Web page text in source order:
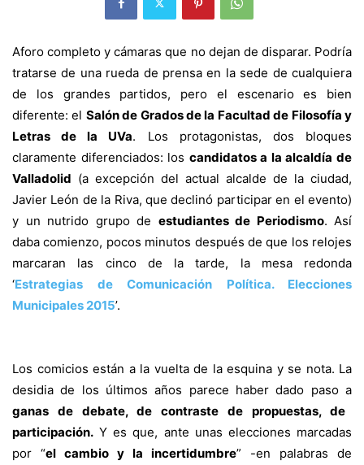
Aforo completo y cámaras que no dejan de disparar. Podría
tratarse de una rueda de prensa en la sede de cualquiera
de los grandes partidos, pero el escenario es bien
diferente: el Salón de Grados de la Facultad de Filosofía y
Letras de la UVa. Los protagonistas, dos bloques
claramente diferenciados: los candidatos a la alcaldía de
Valladolid (a excepción del actual alcalde de la ciudad,
Javier León de la Riva, que declinó participar en el evento)
y un nutrido grupo de estudiantes de Periodismo. Así
daba comienzo, pocos minutos después de que los relojes
marcaran las cinco de la tarde, la mesa redonda
‘Estrategias de Comunicación Política. Elecciones
Municipales 2015’.
Los comicios están a la vuelta de la esquina y se nota. La
desidia de los últimos años parece haber dado paso a
ganas de debate, de contraste de propuestas, de
participación. Y es que, ante unas elecciones marcadas
por “el cambio y la incertidumbre” -en palabras de